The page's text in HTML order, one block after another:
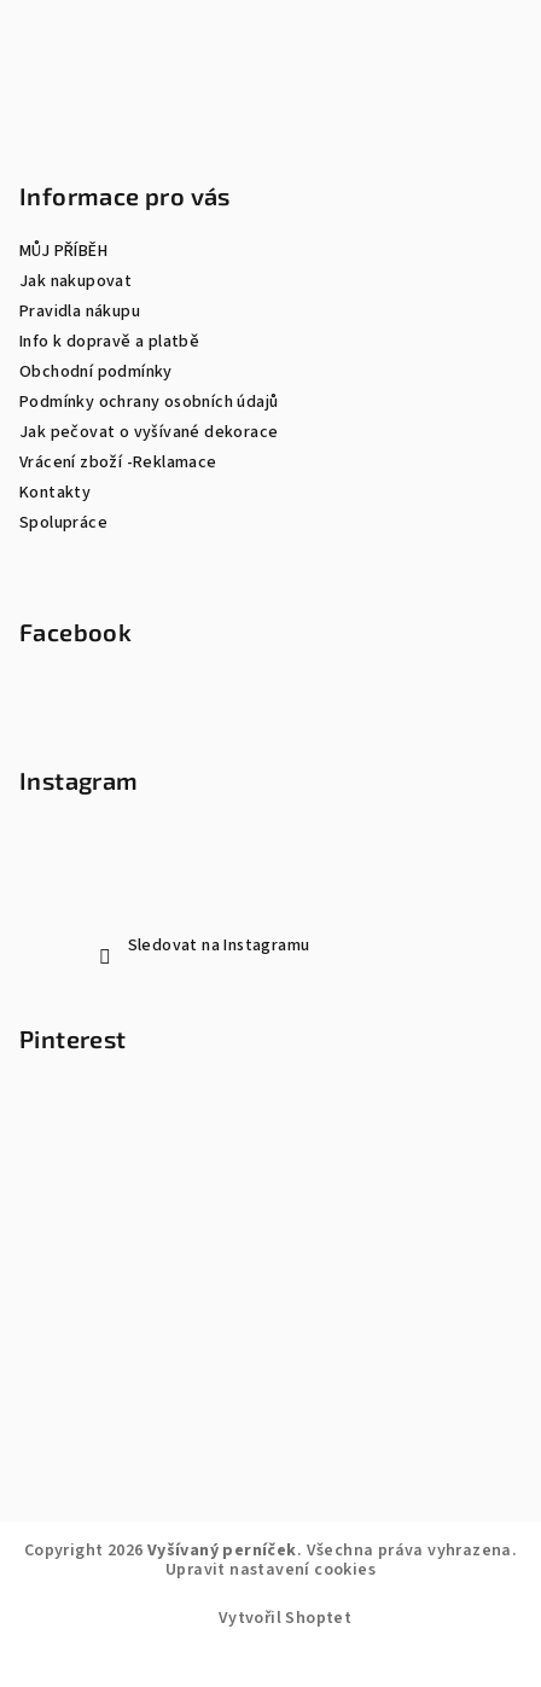
Informace pro vás
MŮJ PŘÍBĚH
Jak nakupovat
Pravidla nákupu
Info k dopravě a platbě
Obchodní podmínky
Podmínky ochrany osobních údajů
Jak pečovat o vyšívané dekorace
Vrácení zboží -Reklamace
Kontakty
Spolupráce
Facebook
Instagram
Sledovat na Instagramu
Pinterest
Copyright 2026 Vyšívaný perníček. Všechna práva vyhrazena.
Upravit nastavení cookies
Vytvořil Shoptet